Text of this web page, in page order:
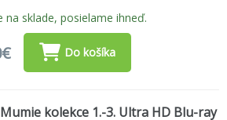
na sklade, posielame ihneď.
Do košíka
Mumie kolekce 1.-3. Ultra HD Blu-ray